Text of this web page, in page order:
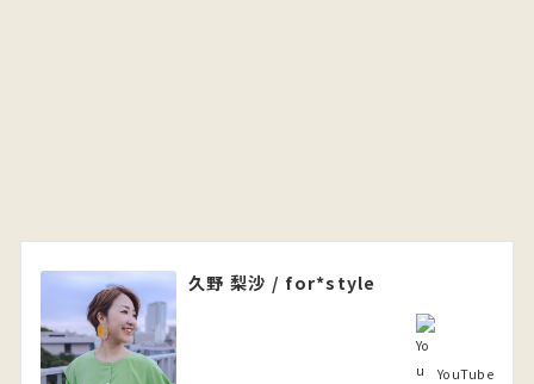
久野 梨沙 / for*style
YouTube